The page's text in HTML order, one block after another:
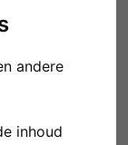
andere
inhoud